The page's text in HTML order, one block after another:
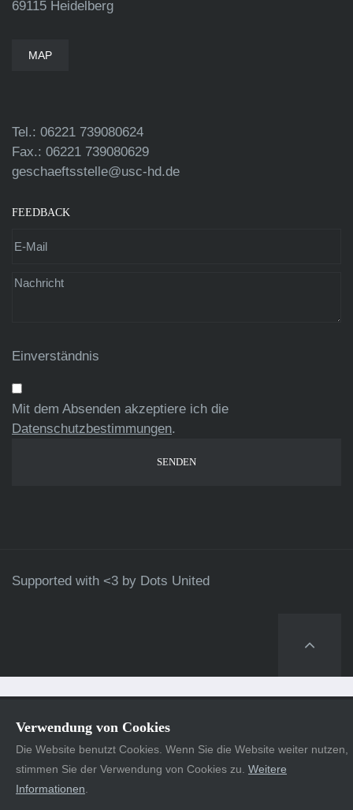
69115 Heidelberg
MAP
Tel.: 06221 739080624
Fax.: 06221 739080629
geschaeftsstelle@usc-hd.de
FEEDBACK
Einverständnis
Mit dem Absenden akzeptiere ich die
Datenschutzbestimmungen.
Supported with <3 by Dots United
Verwendung von Cookies
Die Website benutzt Cookies. Wenn Sie die Website weiter nutzen,
stimmen Sie der Verwendung von Cookies zu. Weitere
Informationen